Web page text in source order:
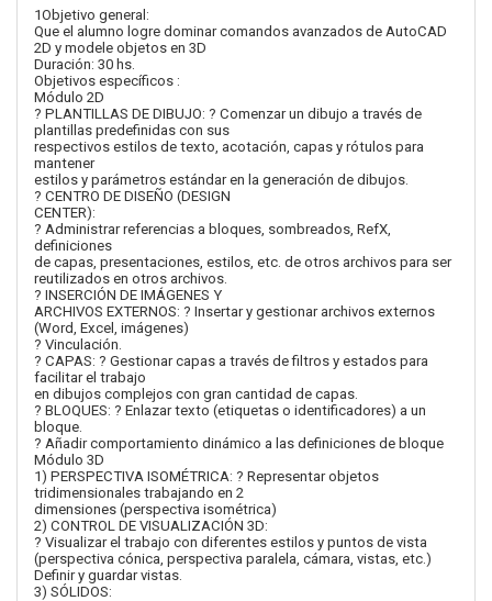
1Objetivo general:
Que el alumno logre dominar comandos avanzados de AutoCAD
2D y modele objetos en 3D
Duración: 30 hs.
Objetivos específicos :
Módulo 2D
? PLANTILLAS DE DIBUJO: ? Comenzar un dibujo a través de
plantillas predefinidas con sus
respectivos estilos de texto, acotación, capas y rótulos para
mantener
estilos y parámetros estándar en la generación de dibujos.
? CENTRO DE DISEÑO (DESIGN
CENTER):
? Administrar referencias a bloques, sombreados, RefX,
definiciones
de capas, presentaciones, estilos, etc. de otros archivos para ser
reutilizados en otros archivos.
? INSERCIÓN DE IMÁGENES Y
ARCHIVOS EXTERNOS: ? Insertar y gestionar archivos externos
(Word, Excel, imágenes)
? Vinculación.
? CAPAS: ? Gestionar capas a través de filtros y estados para
facilitar el trabajo
en dibujos complejos con gran cantidad de capas.
? BLOQUES: ? Enlazar texto (etiquetas o identificadores) a un
bloque.
? Añadir comportamiento dinámico a las definiciones de bloque
Módulo 3D
1) PERSPECTIVA ISOMÉTRICA: ? Representar objetos
tridimensionales trabajando en 2
dimensiones (perspectiva isométrica)
2) CONTROL DE VISUALIZACIÓN 3D:
? Visualizar el trabajo con diferentes estilos y puntos de vista
(perspectiva cónica, perspectiva paralela, cámara, vistas, etc.)
Definir y guardar vistas.
3) SÓLIDOS: